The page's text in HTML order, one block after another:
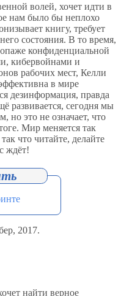
волей, хочет идти в
нам было бы неплохо
книгу, требует
состояния. В то время,
конфиденциальной
кибервойнами и
рабочих мест, Келли
в мире
дезинформация, правда
развивается, сегодня мы
но это не означает, что
Мир меняется так
что читайте, делайте
ждёт!
2017.
найти верное